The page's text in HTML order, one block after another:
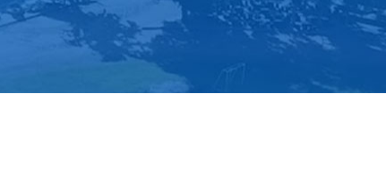
Facebook YouTube